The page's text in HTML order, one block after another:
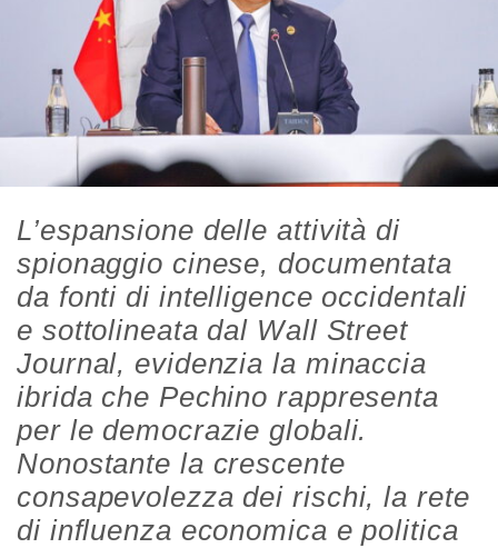
L’espansione delle attività di
spionaggio cinese, documentata
da fonti di intelligence occidentali
e sottolineata dal Wall Street
Journal, evidenzia la minaccia
ibrida che Pechino rappresenta
per le democrazie globali.
Nonostante la crescente
consapevolezza dei rischi, la rete
di influenza economica e politica